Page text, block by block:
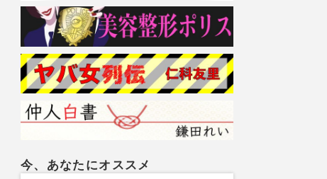
伊野尾慧とのLINEを匂わせ
る“女性の正体”、平野紫耀
との“デート疑惑”や高橋海
人には「普段からあんな感
じ」投稿連発、繋がりアピ
ールでジャニーズは戦々
恐々か
今、あなたにオススメ